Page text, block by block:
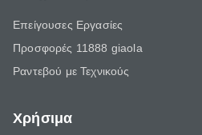
Επείγουσες Εργασίες
Προσφορές 11888 giaola
Ραντεβού με Τεχνικούς
Χρήσιμα